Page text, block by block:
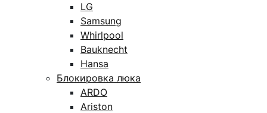
LG
Samsung
Whirlpool
Bauknecht
Hansa
Блокировка люка
ARDO
Ariston